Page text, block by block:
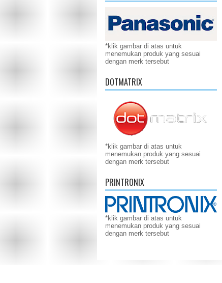
*klik gambar di atas untuk
menemukan produk yang sesuai
dengan merk tersebut
DOTMATRIX
*klik gambar di atas untuk
menemukan produk yang sesuai
dengan merk tersebut
PRINTRONIX
*klik gambar di atas untuk
menemukan produk yang sesuai
dengan merk tersebut